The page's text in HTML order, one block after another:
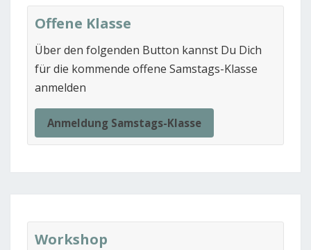
Offene Klasse
Über den folgenden Button kannst Du Dich
für die kommende offene Samstags-Klasse
anmelden
Anmeldung Samstags-Klasse
Workshop